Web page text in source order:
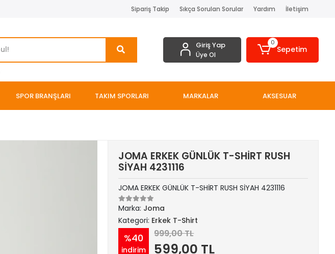
Sipariş Takip Sıkça Sorulan Sorular Yardım İletişim
Giriş Yap
Üye Ol
0
Sepetim
SPOR BRANŞLARI TAKIM SPORLARI MARKALAR AKSESUAR
JOMA ERKEK GÜNLÜK T-SHİRT RUSH
SİYAH 4231116
JOMA ERKEK GÜNLÜK T-SHİRT RUSH SİYAH 4231116
Marka: Joma
Kategori: Erkek T-Shirt
%40
indirim
999,00 TL
599,00 TL